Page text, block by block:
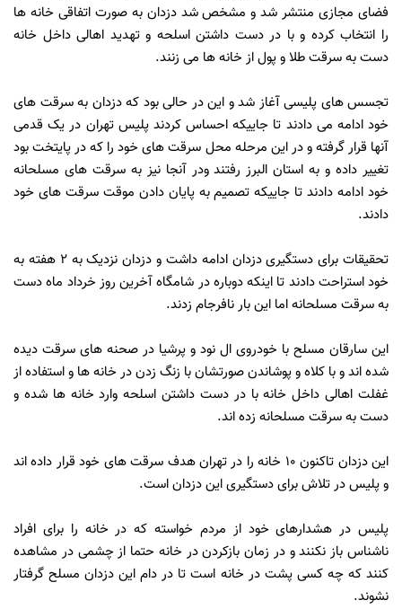
فضای مجازی منتشر شد و مشخص شد دزدان به صورت اتفاقی خانه ها
را انتخاب کرده و با در دست داشتن اسلحه و تهدید اهالی داخل خانه
دست به سرقت طلا و پول از خانه ها می زنند.
تجسس های پلیسی آغاز شد و این در حالی بود که دزدان به سرقت های
خود ادامه می دادند تا جاییکه احساس کردند پلیس تهران در یک قدمی
آنها قرار گرفته و در این مرحله محل سرقت های خود را که در پایتخت بود
تغییر داده و به استان البرز رفتند ودر آنجا نیز به سرقت های مسلحانه
خود ادامه دادند تا جاییکه تصمیم به پایان دادن موقت سرقت های خود
دادند.
تحقیقات برای دستگیری دزدان ادامه داشت و دزدان نزدیک به 2 هفته به
خود استراحت دادند تا اینکه دوباره در شامگاه آخرین روز خرداد ماه دست
به سرقت مسلحانه اما این بار نافرجام زدند.
این سارقان مسلح با خودروی ال نود و پرشیا در صحنه های سرقت دیده
شده اند و با کلاه و پوشاندن صورتشان با زنگ زدن در خانه ها و استفاده از
غفلت اهالی داخل خانه با در دست داشتن اسلحه وارد خانه ها شده و
دست به سرقت مسلحانه زده اند.
این دزدان تاکنون 10 خانه را در تهران هدف سرقت های خود قرار داده اند
و پلیس در تلاش برای دستگیری این دزدان است.
پلیس در هشدارهای خود از مردم خواسته که در خانه را برای افراد
ناشناس باز نکنند و در زمان بازکردن در خانه حتما از چشمی در مشاهده
کنند که چه کسی پشت در خانه است تا در دام این دزدان مسلح گرفتار
نشوند.